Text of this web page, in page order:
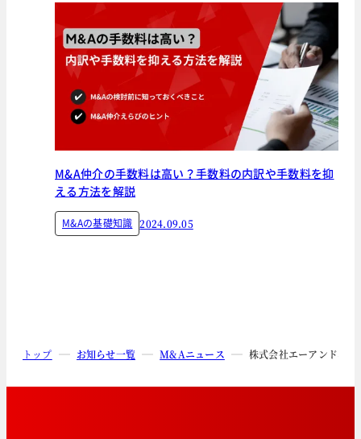
M&A仲介の手数料は高い？手数料の内訳や手数料を抑
える方法を解説
M&Aの基礎知識 2024.09.05
トップ お知らせ一覧 M&Aニュース 株式会社エーアンドエ